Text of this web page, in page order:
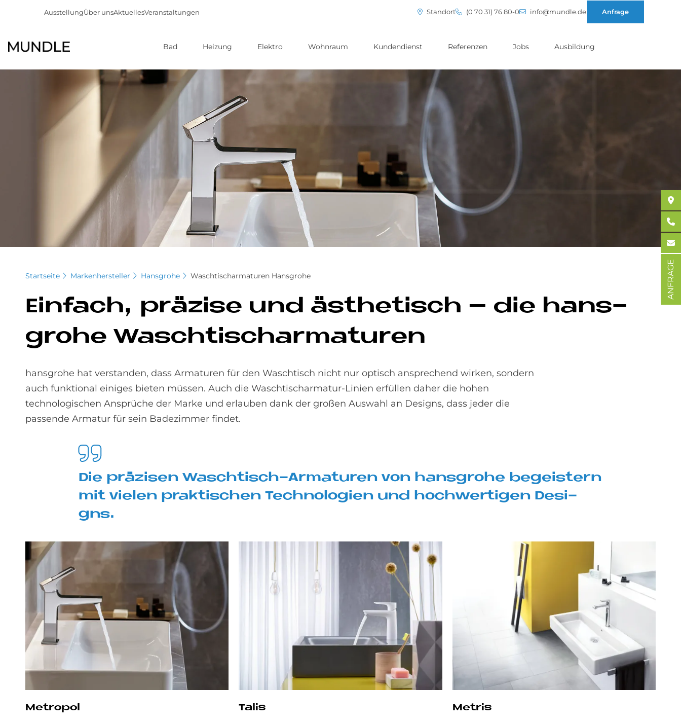
AusstellungÜber unsAktuellesVeranstaltungen Standort (0 70 31) 76 80-0 info@mundle.de Anfrage
Bad Heizung Elektro Wohnraum Kundendienst Referenzen Jobs Ausbildung
Startseite Markenhersteller Hansgrohe Waschtischarmaturen Hansgrohe
Ein­fach, prä­zi­se und äs­the­tisch – die hans­
gro­he Wasch­tisch­ar­ma­tu­ren
hansgrohe hat verstanden, dass Armaturen für den Waschtisch nicht nur optisch ansprechend wirken, sondern
auch funktional einiges bieten müssen. Auch die Waschtischarmatur-Linien erfüllen daher die hohen
technologischen Ansprüche der Marke und erlauben dank der großen Auswahl an Designs, dass jeder die
passende Armatur für sein Badezimmer findet.
Die prä­zi­sen Wasch­tisch-Ar­ma­tu­ren von hans­gro­he be­gei­stern
mit vie­len prak­ti­schen Tech­no­lo­gi­en und hoch­wer­ti­gen De­si­
gns.
Me­tro­pol Ta­lis Me­tris
ANFRAGE